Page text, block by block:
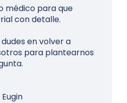
médico para que
con detalle.
en volver a
para plantearnos